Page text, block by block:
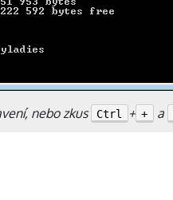
nebo zkus Ctrl + + a